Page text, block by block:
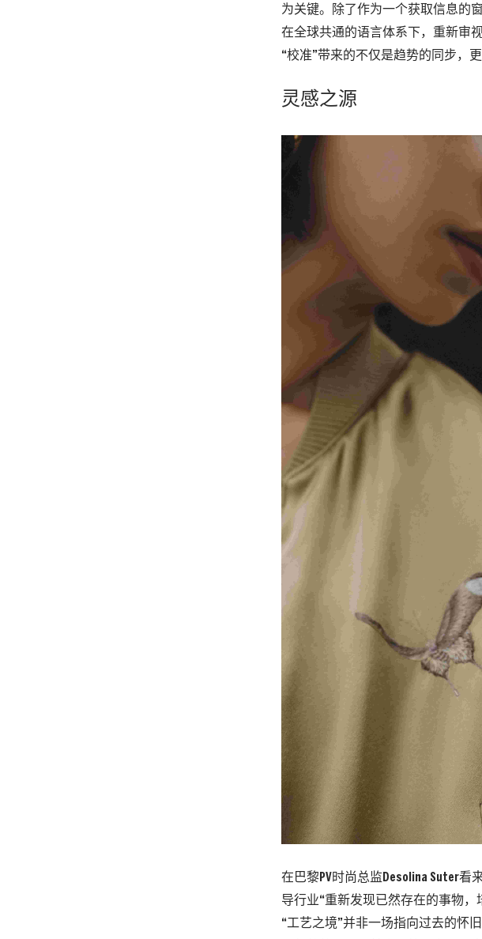
为关键。除了作为一个获取信息的
在全球共通的语言体系下，重新审
“校准”带来的不仅是趋势的同步，
灵感之源
在巴黎PV时尚总监Desolina Suter看
导行业“重新发现已然存在的事物，
“工艺之境”并非一场指向过去的怀